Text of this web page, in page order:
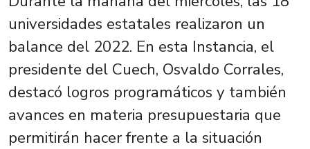
universidades estatales realizaron un
balance del 2022. En esta Instancia, el
presidente del Cuech, Osvaldo Corrales,
destacó logros programáticos y también
avances en materia presupuestaria que
permitirán hacer frente a la situación